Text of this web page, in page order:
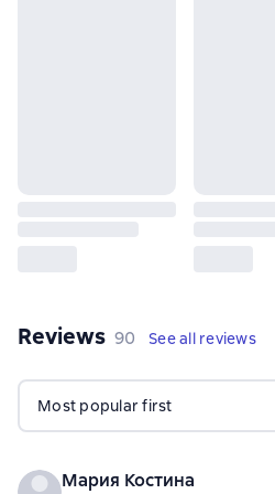
Reviews 90 reviews
90 See all reviews
Most popular first
Мария Костина